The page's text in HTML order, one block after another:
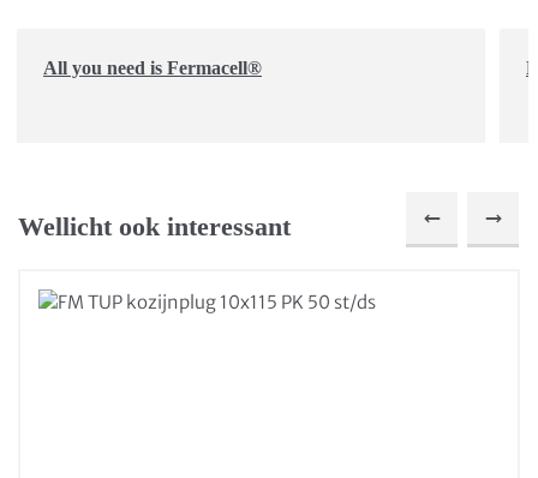
All you need is Fermacell®
Wellicht ook interessant